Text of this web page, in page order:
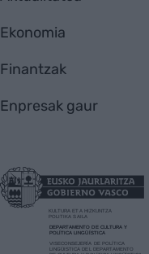
Ekonomia
Finantzak
Enpresak gaur